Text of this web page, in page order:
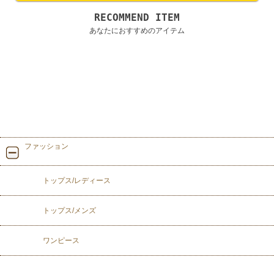
RECOMMEND ITEM
あなたにおすすめのアイテム
ファッション
トップス/レディース
トップス/メンズ
ワンピース